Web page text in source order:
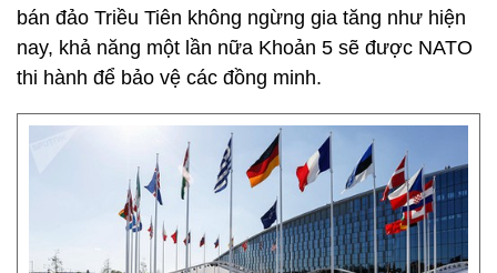
bán đảo Triều Tiên không ngừng gia tăng như hiện
nay, khả năng một lần nữa Khoản 5 sẽ được NATO
thi hành để bảo vệ các đồng minh.